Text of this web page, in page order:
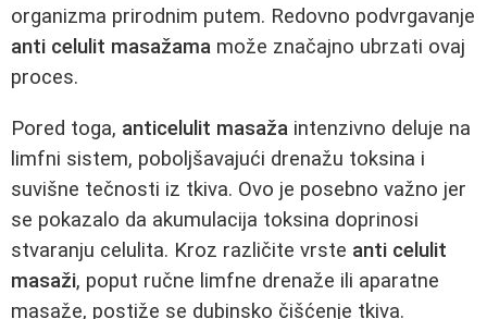
organizma prirodnim putem. Redovno podvrgavanje
anti celulit masažama može značajno ubrzati ovaj
proces.
Pored toga, anticelulit masaža intenzivno deluje na
limfni sistem, poboljšavajući drenažu toksina i
suvišne tečnosti iz tkiva. Ovo je posebno važno jer
se pokazalo da akumulacija toksina doprinosi
stvaranju celulita. Kroz različite vrste anti celulit
masaži, poput ručne limfne drenaže ili aparatne
masaže, postiže se dubinsko čišćenje tkiva.